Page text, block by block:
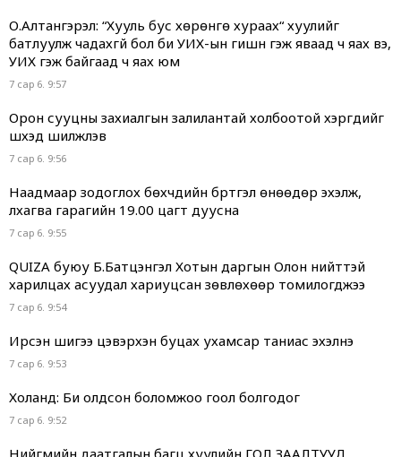
О.Алтангэрэл: “Хууль бус хөрөнгө хураах“ хуулийг
батлуулж чадахгүй бол би УИХ-ын гишүүн гэж яваад ч яах вэ,
УИХ гэж байгаад ч яах юм
7 сар 6. 9:57
Орон сууцны захиалгын залилантай холбоотой хэргүүдийг
шүүхэд шилжүүлэв
7 сар 6. 9:56
Наадмаар зодоглох бөхчүүдийн бүртгэл өнөөдөр эхэлж,
лхагва гарагийн 19.00 цагт дуусна
7 сар 6. 9:55
QUIZA буюу Б.Батцэнгэл Хотын даргын Олон нийттэй
харилцах асуудал хариуцсан зөвлөхөөр томилогджээ
7 сар 6. 9:54
Ирсэн шигээ цэвэрхэн буцах ухамсар таниас эхэлнэ
7 сар 6. 9:53
Холанд: Би олдсон боломжоо гоол болгодог
7 сар 6. 9:52